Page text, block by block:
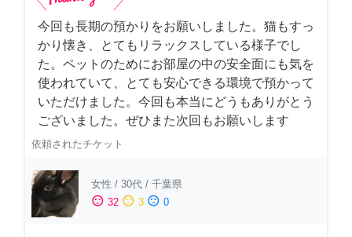
今回も長期の預かりをお願いしました。猫もすっ
かり懐き、とてもリラックスしている様子でし
た。ペットのためにお部屋の中の安全面にも気を
使われていて、とても安心できる環境で預かって
いただけました。今回も本当にどうもありがとう
ございました。ぜひまた次回もお願いします
依頼されたチケット
女性 / 30代 / 千葉県
sentiment_satisfied 32 sentiment_neutral 3 sentiment_dissatisfied 0